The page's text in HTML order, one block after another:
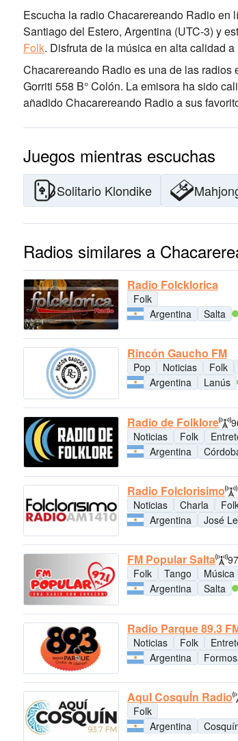
Escucha la radio Chacarereando Radio en
Santiago del Estero, Argentina (UTC-3) y
Folk. Disfruta de la músicaen alta calidad a
Chacarereando Radio es una de las radios
Gorriti 558 B° Colón. La emisora ha sido
añadido Chacarereando Radio a sus
Juegos mientras escuchas
Solitario Klondike
Radios similares a
Radio Folcklorica
Folk
Argentina
Salta
Rincón Gaucho FM
Pop Noticias Folk
Argentina
Lanús
Radio de Folklore
Noticias
Folk
Argentina
Radio Folclorisimo
Noticias
Charla
Argentina
José
FM Popular Salta
Folk
Tango Música
Argentina
Salta
Radio Parque 89.3
Noticias
Folk
Argentina
AquI CosquÍn Radio
Folk
Argentina